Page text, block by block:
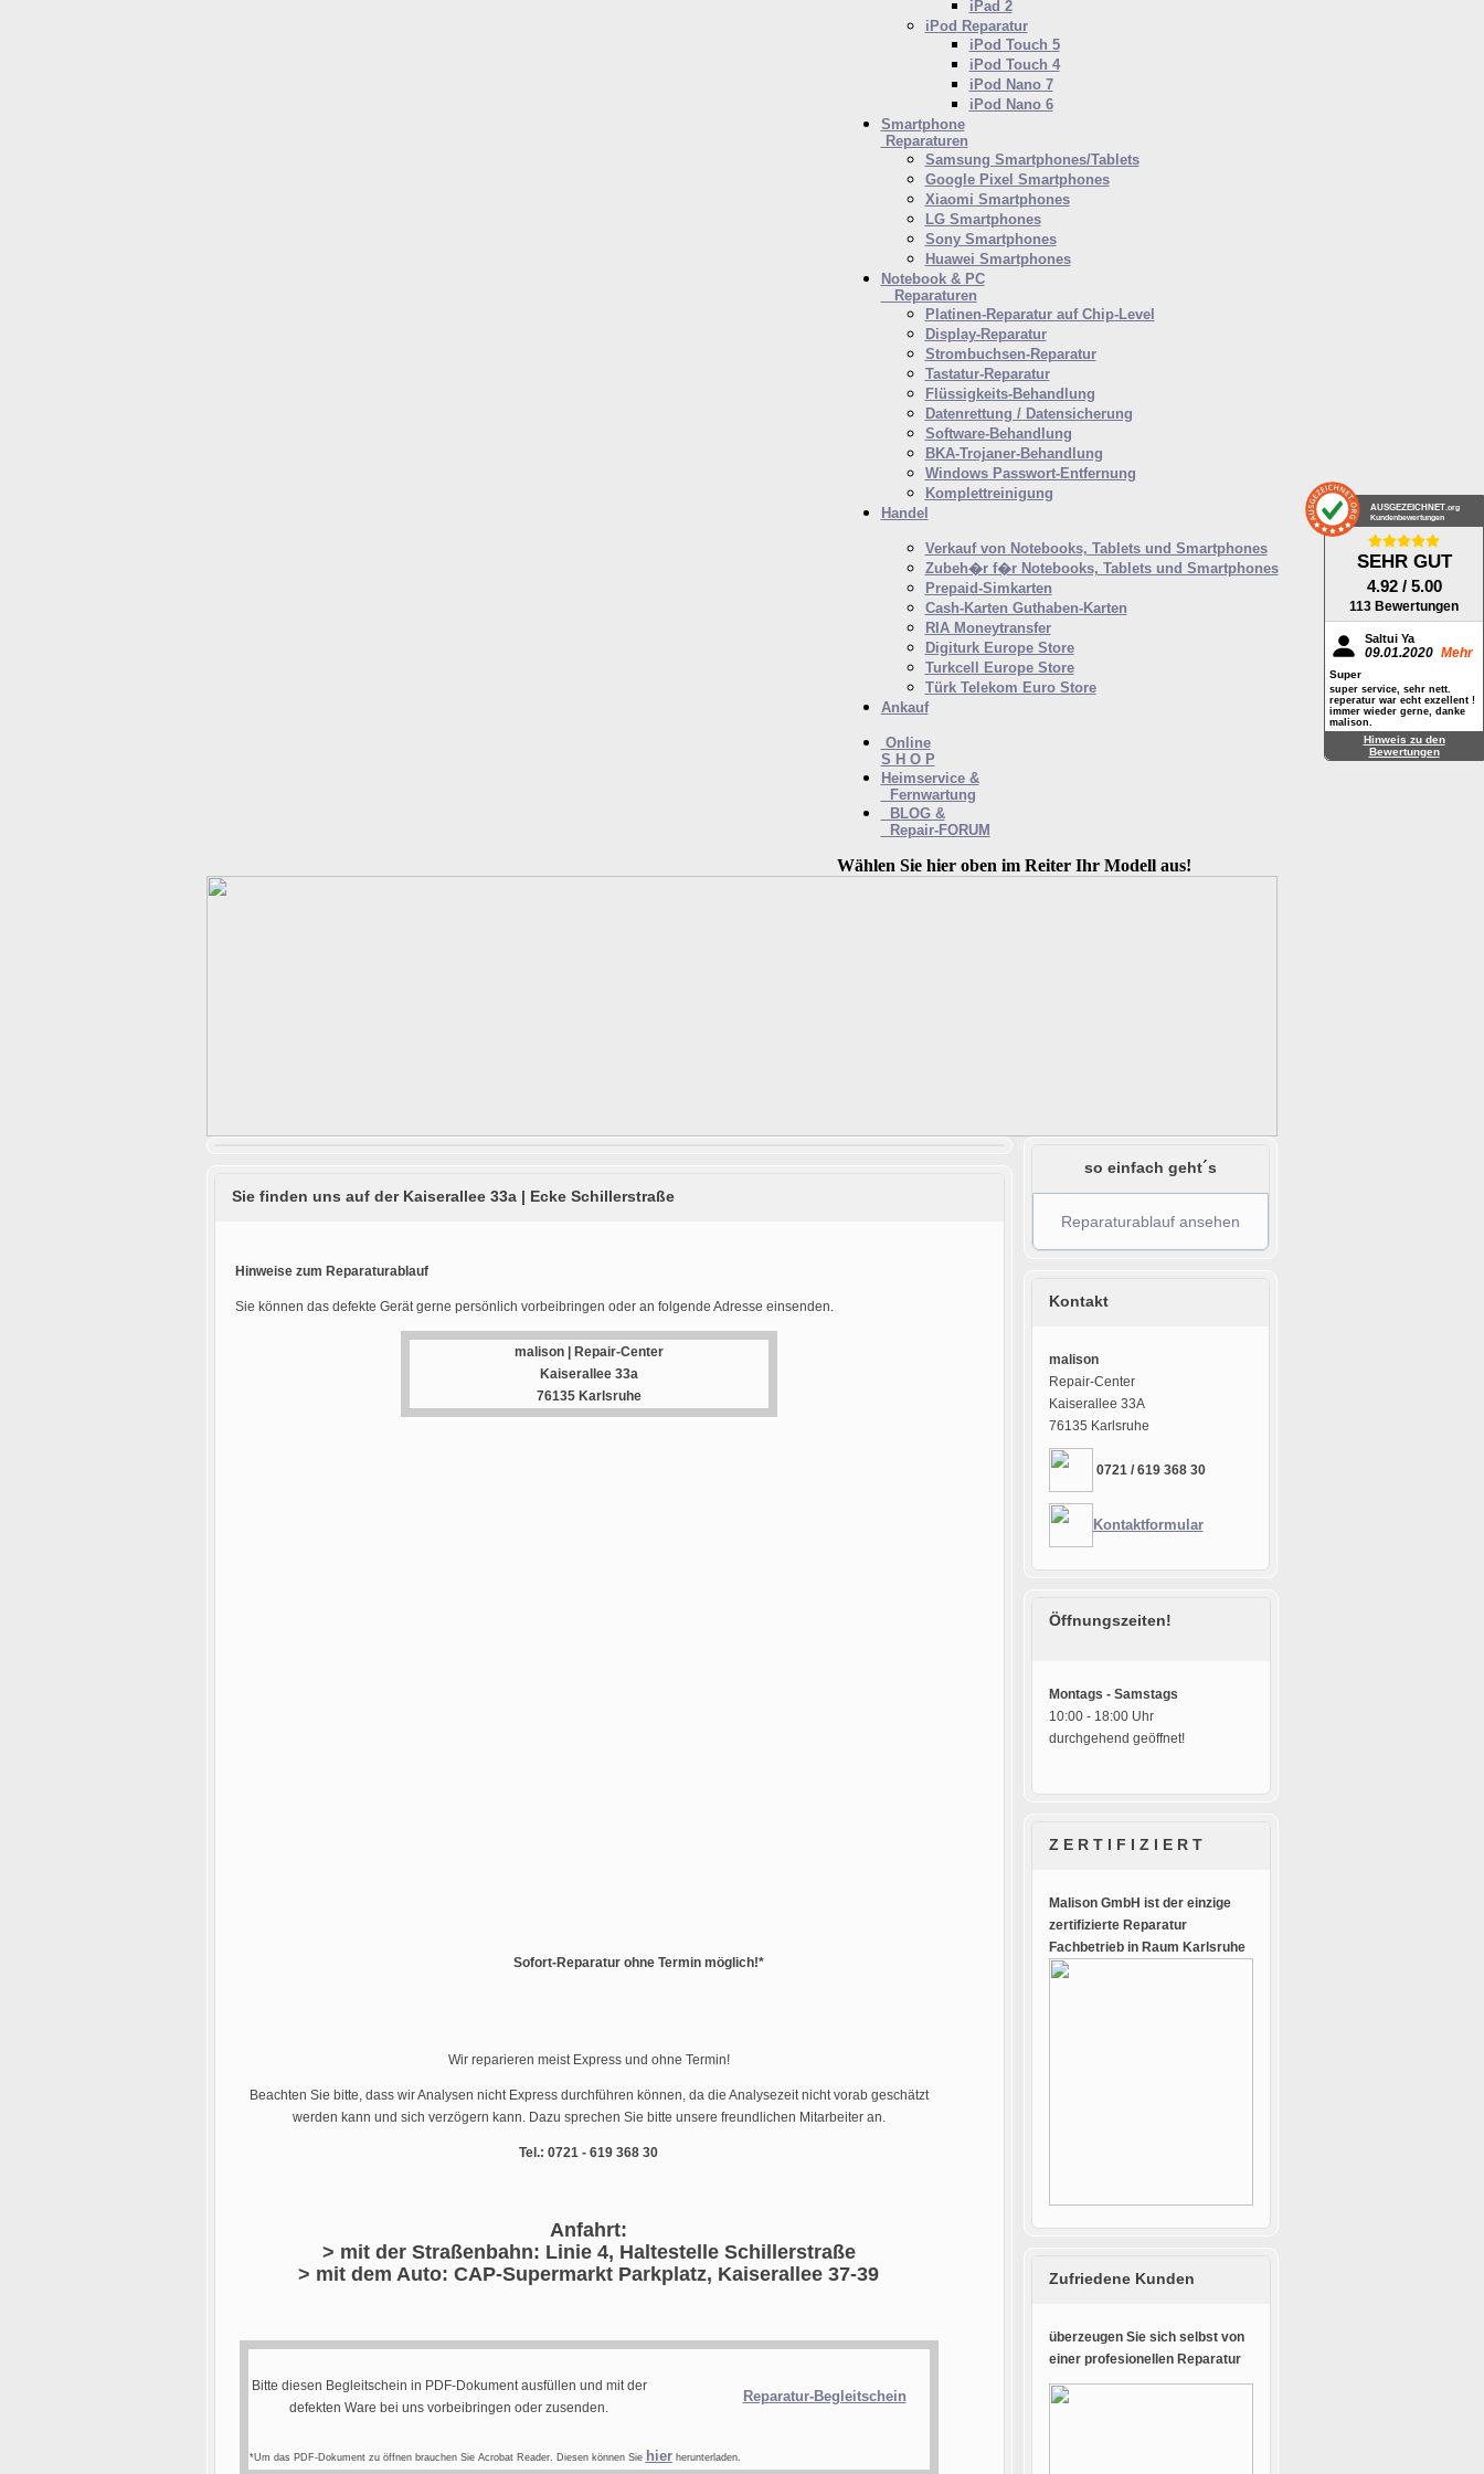
iPad 2
iPod Reparatur
iPod Touch 5
iPod Touch 4
iPod Nano 7
iPod Nano 6
Smartphone
Reparaturen
Samsung Smartphones/Tablets
Google Pixel Smartphones
Xiaomi Smartphones
LG Smartphones
Sony Smartphones
Huawei Smartphones
Notebook & PC
Reparaturen
Platinen-Reparatur auf Chip-Level
Display-Reparatur
Strombuchsen-Reparatur
Tastatur-Reparatur
Flüssigkeits-Behandlung
Datenrettung / Datensicherung
Software-Behandlung
BKA-Trojaner-Behandlung
Windows Passwort-Entfernung
Komplettreinigung
Handel
Verkauf von Notebooks, Tablets und Smartphones
Zubeh�r f�r Notebooks, Tablets und Smartphones
Prepaid-Simkarten
Cash-Karten Guthaben-Karten
RIA Moneytransfer
Digiturk Europe Store
Turkcell Europe Store
Türk Telekom Euro Store
Ankauf
Online
S H O P
Heimservice &
Fernwartung
BLOG &
Repair-FORUM
Wählen Sie hier oben im Reiter Ihr Modell aus!
Sie finden uns auf der Kaiserallee 33a | Ecke Schillerstraße
Hinweise zum Reparaturablauf
Sie können das defekte Gerät gerne persönlich vorbeibringen oder an folgende Adresse einsenden.
malison | Repair-Center
Kaiserallee 33a
76135 Karlsruhe
Sofort-Reparatur ohne Termin möglich!*
Wir reparieren meist Express und ohne Termin!
Beachten Sie bitte, dass wir Analysen nicht Express durchführen können, da die Analysezeit nicht vorab geschätzt
werden kann und sich verzögern kann. Dazu sprechen Sie bitte unsere freundlichen Mitarbeiter an.
Tel.: 0721 - 619 368 30
Anfahrt:
> mit der Straßenbahn: Linie 4, Haltestelle Schillerstraße
> mit dem Auto: CAP-Supermarkt Parkplatz, Kaiserallee 37-39
Bitte diesen Begleitschein in PDF-Dokument ausfüllen und mit der
defekten Ware bei uns vorbeibringen oder zusenden.
Reparatur-Begleitschein
*Um das PDF-Dokument zu öffnen brauchen Sie Acrobat Reader. Diesen können Sie hierherunterladen.
so einfach geht´s
Reparaturablauf ansehen
Kontakt
malison
Repair-Center
Kaiserallee 33A
76135 Karlsruhe
0721 / 619 368 30
Kontaktformular
Öffnungszeiten!
Montags - Samstags
10:00 - 18:00 Uhr
durchgehend geöffnet!
Z E R T I F I Z I E R T
Malison GmbH ist der einzige
zertifizierte Reparatur
Fachbetrieb in Raum Karlsruhe
Zufriedene Kunden
überzeugen Sie sich selbst von
einer profesionellen Reparatur
AUSGEZEICHNET .org
Kundenbewertungen
SEHR GUT
4.92 / 5.00
113 Bewertungen
Saltui Ya
09.01.2020 Mehr
Super
super service, sehr nett.
reperatur war echt exzellent !
immer wieder gerne, danke
malison.
Hinweis zu den
Bewertungen